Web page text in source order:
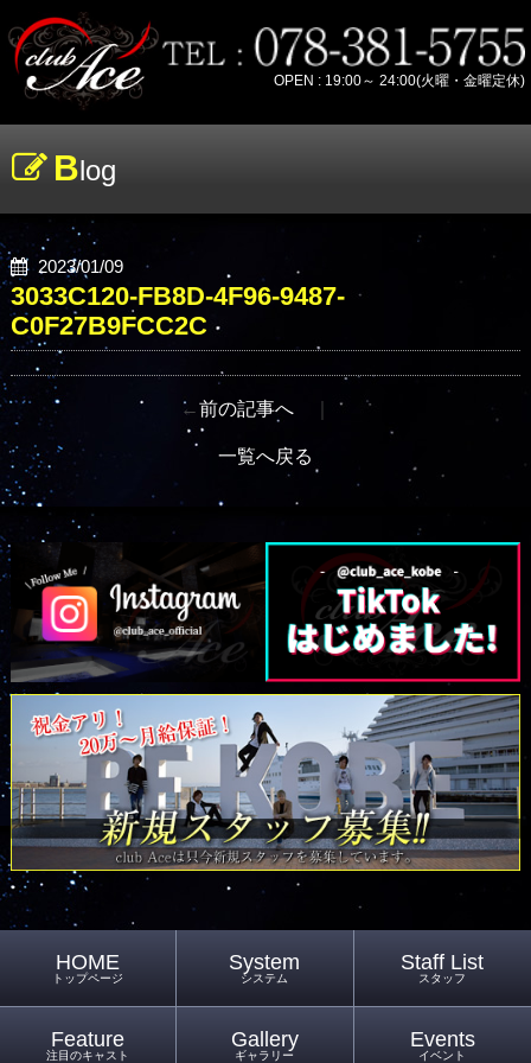
OPEN : 19:00～ 24:00(火曜・金曜定休)
Blog
2023/01/09
3033C120-FB8D-4F96-9487-
C0F27B9FCC2C
←前の記事へ ｜
一覧へ戻る
HOME
トップページ
System
システム
Staff List
スタッフ
Feature
注目のキャスト
Gallery
ギャラリー
Events
イベント